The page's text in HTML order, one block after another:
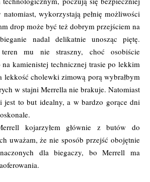
wykorzystają pełnię możliwości
drop może być też dobrym przejściem na
nadal delikatnie unosząc piętę.
teren mu nie straszny, choć osobiście
kamienistej technicznej trasie po lekkim
cholewki zimową porą wybrałbym
w stajni Merrella nie brakuje. Natomiast
jest to but idealny, a w bardzo gorące dni
kojarzyłem głównie z butów do
uważam, że nie sposób przejść obojętnie
dla biegaczy, bo Merrell ma